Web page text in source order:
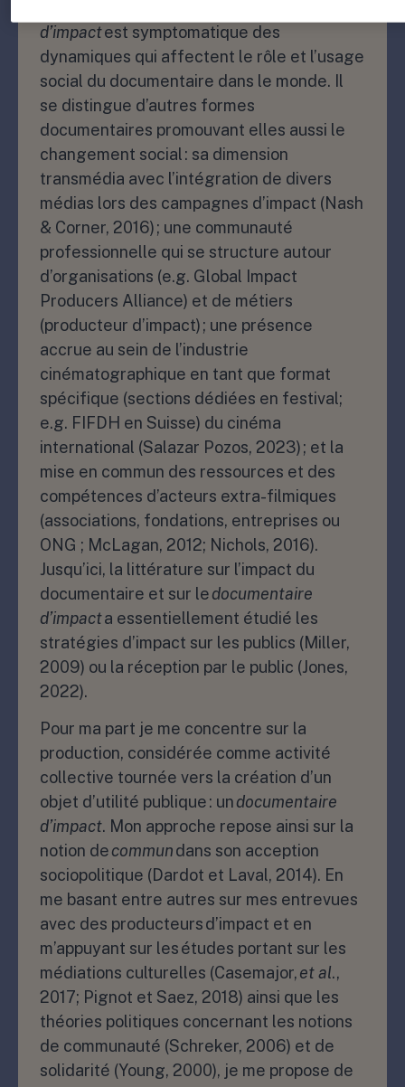
d’impactest symptomatique des
dynamiques qui affectent le rôle et l’usage
social du documentaire dans le monde. Il
se distingue d’autres formes
documentaires promouvant elles aussi le
changement social : sa dimension
transmédia avec l’intégration de divers
médias lors des campagnes d’impact (Nash
& Corner, 2016) ; une communauté
professionnelle qui se structure autour
d’organisations (e.g. Global Impact
Producers Alliance) et de métiers
(producteur d’impact) ; une présence
accrue au sein de l’industrie
cinématographique en tant que format
spécifique (sections dédiées en festival;
e.g. FIFDH en Suisse) du cinéma
international (Salazar Pozos, 2023) ; et la
mise en commun des ressources et des
compétences d’acteurs extra-filmiques
(associations, fondations, entreprises ou
ONG ; McLagan, 2012; Nichols, 2016).
Jusqu’ici, la littérature sur l’impact du
documentaire et sur ledocumentaire
d’impacta essentiellement étudié les
stratégies d’impact sur les publics (Miller,
2009) ou la réception par le public (Jones,
2022).
Pour ma part je me concentre sur la
production, considérée comme activité
collective tournée vers la création d’un
objet d’utilité publique : undocumentaire
d’impact. Mon approche repose ainsi sur la
notion decommundans son acception
sociopolitique (Dardot et Laval, 2014). En
me basant entre autres sur mes entrevues
avec des producteurs d’impact et en
m’appuyant sur les études portant sur les
médiations culturelles (Casemajor,et al.,
2017; Pignot et Saez, 2018) ainsi que les
théories politiques concernant les notions
de communauté (Schreker, 2006) et de
solidarité (Young, 2000), je me propose de